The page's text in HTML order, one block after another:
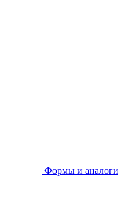
Формы и аналоги